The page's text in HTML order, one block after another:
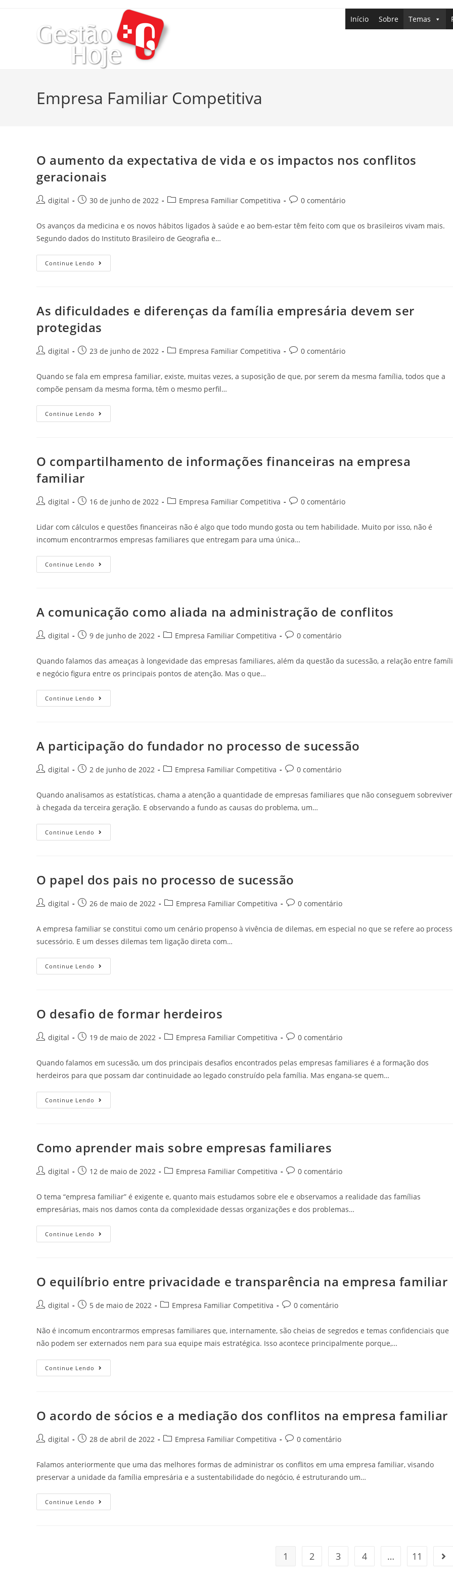
Início Sobre Temas
Empresa Familiar Competitiva
O aumento da expectativa de vida e os impactos nos conflitos
geracionais
digital 30 de junho de 2022 Empresa Familiar Competitiva 0 comentário
Os avanços da medicina e os novos hábitos ligados à saúde e ao bem-estar têm feito com que os brasileiros vivam mais.
Segundo dados do Instituto Brasileiro de Geografia e…
Continue Lendo
As dificuldades e diferenças da família empresária devem ser
protegidas
digital 23 de junho de 2022 Empresa Familiar Competitiva 0 comentário
Quando se fala em empresa familiar, existe, muitas vezes, a suposição de que, por serem da mesma família, todos que a
compõe pensam da mesma forma, têm o mesmo perfil…
Continue Lendo
O compartilhamento de informações financeiras na empresa
familiar
digital 16 de junho de 2022 Empresa Familiar Competitiva 0 comentário
Lidar com cálculos e questões financeiras não é algo que todo mundo gosta ou tem habilidade. Muito por isso, não é
incomum encontrarmos empresas familiares que entregam para uma única…
Continue Lendo
A comunicação como aliada na administração de conflitos
digital 9 de junho de 2022 Empresa Familiar Competitiva 0 comentário
Quando falamos das ameaças à longevidade das empresas familiares, além da questão da sucessão, a relação entre
e negócio figura entre os principais pontos de atenção. Mas o que…
Continue Lendo
A participação do fundador no processo de sucessão
digital 2 de junho de 2022 Empresa Familiar Competitiva 0 comentário
Quando analisamos as estatísticas, chama a atenção a quantidade de empresas familiares que não conseguem sobreviver
à chegada da terceira geração. E observando a fundo as causas do problema, um…
Continue Lendo
O papel dos pais no processo de sucessão
digital 26 de maio de 2022 Empresa Familiar Competitiva 0 comentário
A empresa familiar se constitui como um cenário propenso à vivência de dilemas, em especial no que se refere ao
sucessório. E um desses dilemas tem ligação direta com…
Continue Lendo
O desafio de formar herdeiros
digital 19 de maio de 2022 Empresa Familiar Competitiva 0 comentário
Quando falamos em sucessão, um dos principais desafios encontrados pelas empresas familiares é a formação dos
herdeiros para que possam dar continuidade ao legado construído pela família. Mas engana-se quem…
Continue Lendo
Como aprender mais sobre empresas familiares
digital 12 de maio de 2022 Empresa Familiar Competitiva 0 comentário
O tema “empresa familiar” é exigente e, quanto mais estudamos sobre ele e observamos a realidade das famílias
empresárias, mais nos damos conta da complexidade dessas organizações e dos problemas…
Continue Lendo
O equilíbrio entre privacidade e transparência na empresa familiar
digital 5 de maio de 2022 Empresa Familiar Competitiva 0 comentário
Não é incomum encontrarmos empresas familiares que, internamente, são cheias de segredos e temas confidenciais que
não podem ser externados nem para sua equipe mais estratégica. Isso acontece principalmente porque,…
Continue Lendo
O acordo de sócios e a mediação dos conflitos na empresa familiar
digital 28 de abril de 2022 Empresa Familiar Competitiva 0 comentário
Falamos anteriormente que uma das melhores formas de administrar os conflitos em uma empresa familiar, visando
preservar a unidade da família empresária e a sustentabilidade do negócio, é estruturando um…
Continue Lendo
1 2 3 4 … 11